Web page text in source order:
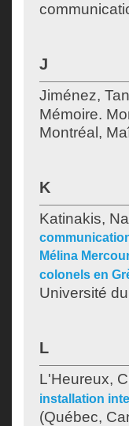
J
Jiménez,
Mémoire.
Montréal,
K
Katinakis,
Mélina
colonels en
Université
L
L'Heureux,
installation
(Québec,